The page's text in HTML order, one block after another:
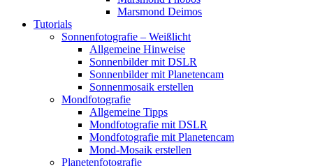
Marsmond Deimos
Tutorials
Sonnenfotografie – Weißlicht
Allgemeine Hinweise
Sonnenbilder mit DSLR
Sonnenbilder mit Planetencam
Sonnenmosaik erstellen
Mondfotografie
Allgemeine Tipps
Mondfotografie mit DSLR
Mondfotografie mit Planetencam
Mond-Mosaik erstellen
Planetenfotografie